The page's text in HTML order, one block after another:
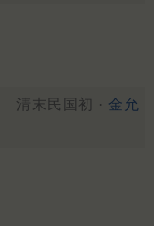
清末民国初 · 金允